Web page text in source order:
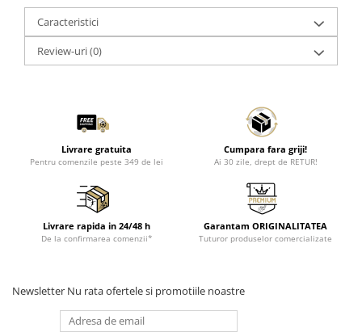
Caracteristici
Review-uri(0)
Livrare gratuita
Pentru comenzile peste 349 de lei
Cumpara fara griji!
Ai 30 zile, drept de RETUR!
Livrare rapida in 24/48 h
De la confirmarea comenzii*
Garantam ORIGINALITATEA
Tuturor produselor comercializate
Newsletter Nu rata ofertele si promotiile noastre